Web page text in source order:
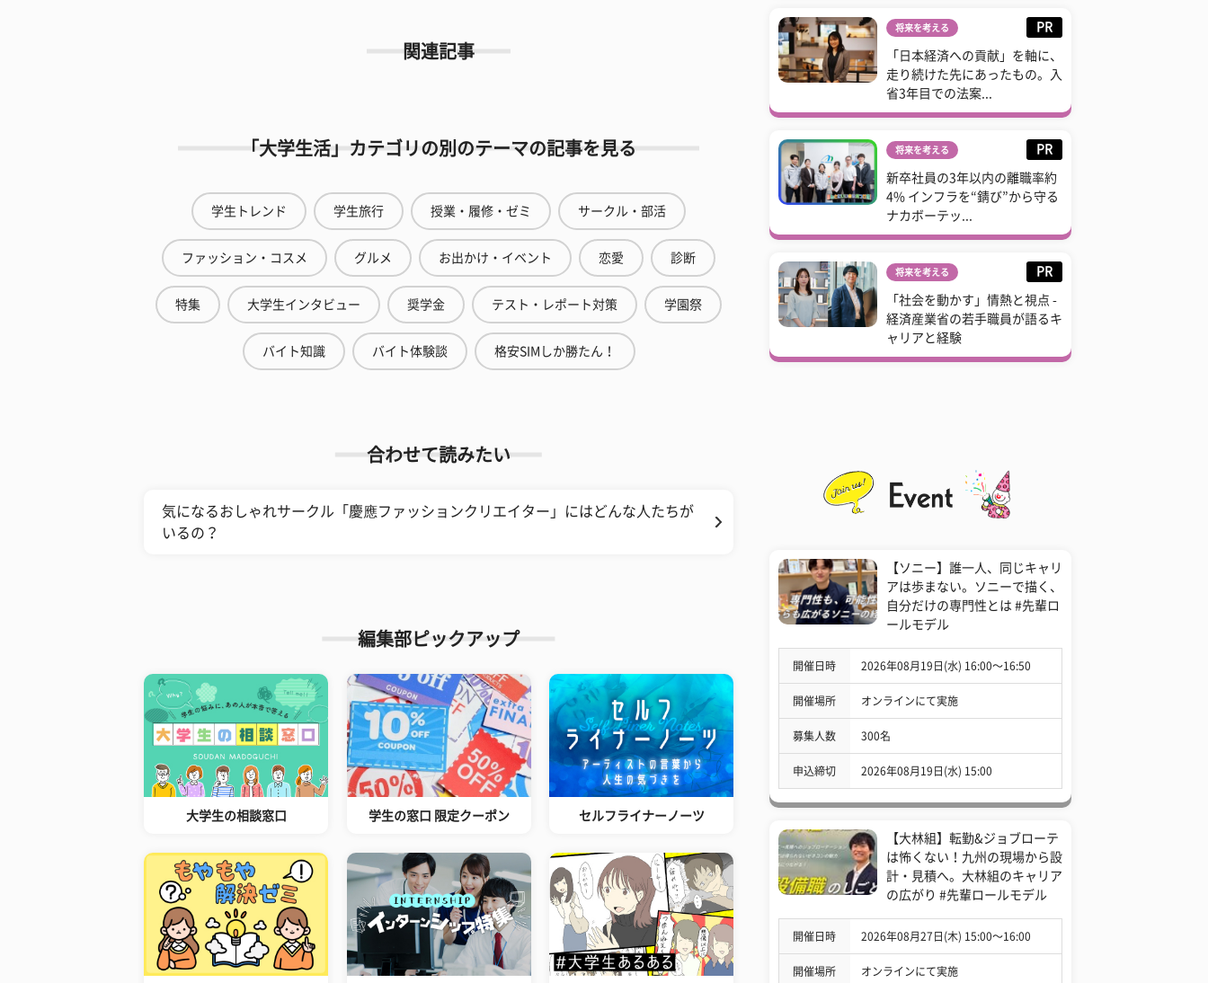
関連記事
「大学生活」カテゴリの別のテーマの記事を見る
学生トレンド 学生旅行 授業・履修・ゼミ サークル・部活
ファッション・コスメ グルメ お出かけ・イベント 恋愛 診断
特集 大学生インタビュー 奨学金 テスト・レポート対策 学園祭
バイト知識 バイト体験談 格安SIMしか勝たん！
合わせて読みたい
気になるおしゃれサークル「慶應ファッションクリエイター」にはどんな人たちが
いるの？
編集部ピックアップ
大学生の相談窓口 学生の窓口 限定クーポン セルフライナーノーツ
将来を考える PR
「日本経済への貢献」を軸に、
走り続けた先にあったもの。入
省3年目での法案...
将来を考える PR
新卒社員の3年以内の離職率約
4% インフラを“錆び”から守る
ナカボーテッ...
将来を考える PR
「社会を動かす」情熱と視点 -
経済産業省の若手職員が語るキ
ャリアと経験
【ソニー】誰一人、同じキャリ
アは歩まない。ソニーで描く、
自分だけの専門性とは #先輩ロ
ールモデル
開催日時 2026年08月19日(水) 16:00〜16:50
開催場所 オンラインにて実施
募集人数 300名
申込締切 2026年08月19日(水) 15:00
【大林組】転勤&ジョブローテ
は怖くない！九州の現場から設
計・見積へ。大林組のキャリア
の広がり #先輩ロールモデル
開催日時 2026年08月27日(木) 15:00〜16:00
開催場所 オンラインにて実施